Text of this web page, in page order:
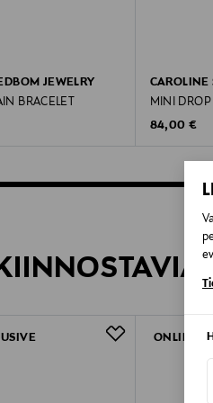
JEWELRY
BRACELET
CAROLINE
MINI DROP
Original
84,00 €
ONLINE